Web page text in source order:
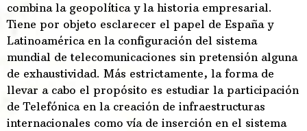
combina la geopolítica y la historia empresarial.
Tiene por objeto esclarecer el papel de España y
Latinoamérica en la configuración del sistema
mundial de telecomunicaciones sin pretensión alguna
de exhaustividad. Más estrictamente, la forma de
llevar a cabo el propósito es estudiar la participación
de Telefónica en la creación de infraestructuras
internacionales como vía de inserción en el sistema